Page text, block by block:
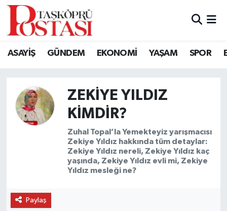
ASAYİŞ GÜNDEM EKONOMİ YAŞAM SPOR
ZEKIYE YILDIZ
KIMDIR?
Zuhal Topal’la Yemekteyiz yarışmacısı
Zekiye Yıldız hakkında tüm detaylar:
Zekiye Yıldız nereli, Zekiye Yıldız kaç
yaşında, Zekiye Yıldız evli mi, Zekiye
Yıldız mesleği ne?
Paylaş
Kastamonu Vefat Edenler
Ağlı Haberleri
Araç Haberleri
Azdavay Haberleri
Bozkurt Haberleri
Çatalzeytin Haberleri